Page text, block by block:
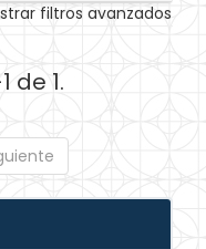
filtros avanzados
de 1.